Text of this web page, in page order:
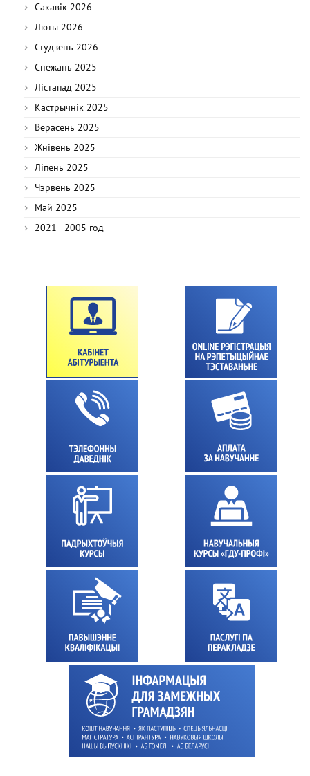
Сакавік 2026
Люты 2026
Студзень 2026
Снежань 2025
Лістапад 2025
Кастрычнік 2025
Верасень 2025
Жнівень 2025
Ліпень 2025
Чэрвень 2025
Май 2025
2021 - 2005 год